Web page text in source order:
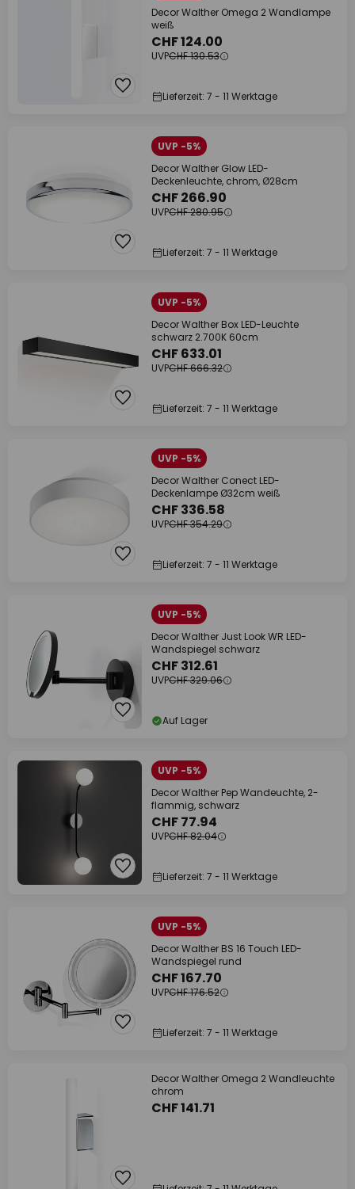
Decor Walther Omega 2 Wandlampe
weiß
CHF 124.00
UVPCHF 130.53
Lieferzeit: 7 - 11 Werktage
UVP -5%
Decor Walther Glow LED-
Deckenleuchte, chrom, Ø28cm
CHF 266.90
UVPCHF 280.95
Lieferzeit: 7 - 11 Werktage
UVP -5%
Decor Walther Box LED-Leuchte
schwarz 2.700K 60cm
CHF 633.01
UVPCHF 666.32
Lieferzeit: 7 - 11 Werktage
UVP -5%
Decor Walther Conect LED-
Deckenlampe Ø32cm weiß
CHF 336.58
UVPCHF 354.29
Lieferzeit: 7 - 11 Werktage
UVP -5%
Decor Walther Just Look WR LED-
Wandspiegel schwarz
CHF 312.61
UVPCHF 329.06
Auf Lager
UVP -5%
Decor Walther Pep Wandeuchte, 2-
flammig, schwarz
CHF 77.94
UVPCHF 82.04
Lieferzeit: 7 - 11 Werktage
UVP -5%
Decor Walther BS 16 Touch LED-
Wandspiegel rund
CHF 167.70
UVPCHF 176.52
Lieferzeit: 7 - 11 Werktage
Decor Walther Omega 2 Wandleuchte
chrom
CHF 141.71